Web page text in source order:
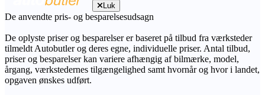
Luk
De anvendte pris- og besparelsesudsagn
De oplyste priser og besparelser er baseret på tilbud fra værksteder
tilmeldt Autobutler og deres egne, individuelle priser. Antal tilbud,
priser og besparelser kan variere afhængig af bilmærke, model,
årgang, værkstedernes tilgængelighed samt hvornår og hvor i landet,
opgaven ønskes udført.